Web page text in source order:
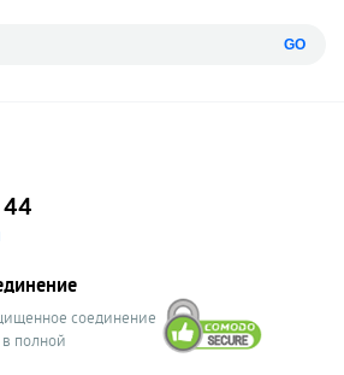
GO
соединение
полной